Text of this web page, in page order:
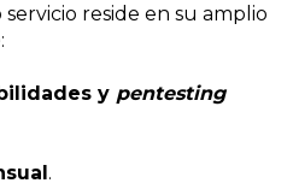
reside en su amplio
y pentesting
.